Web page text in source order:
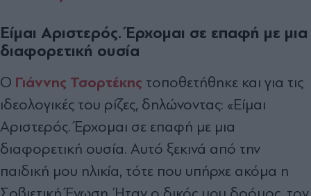
Είμαι Αριστερός. Έρχομαι σε επαφή με μια
διαφορετική ουσία
Ο Γιάννης Τσορτέκης τοποθετήθηκε και για τις
ιδεολογικές του ρίζες, δηλώνοντας: «Είμαι
Αριστερός. Έρχομαι σε επαφή με μια
διαφορετική ουσία. Αυτό ξεκινά από την
παιδική μου ηλικία, τότε που υπήρχε ακόμα η